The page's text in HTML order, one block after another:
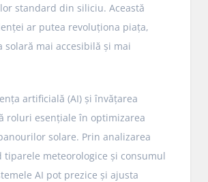
standard din siliciu. Această
ar putea revoluționa piața,
solară mai accesibilă și mai
artificială (AI) și învățarea
roluri esențiale în optimizarea
solare. Prin analizarea
meteorologice și consumul
AI pot prezice și ajusta